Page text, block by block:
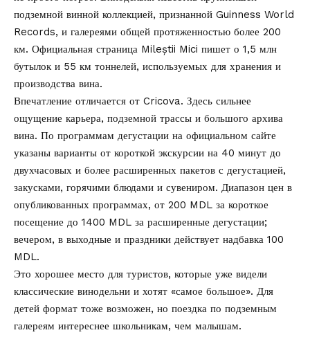
подземной винной коллекцией, признанной Guinness World
Records, и галереями общей протяженностью более 200
км. Официальная страница Mileștii Mici пишет о 1,5 млн
бутылок и 55 км тоннелей, используемых для хранения и
производства вина.
Впечатление отличается от Cricova. Здесь сильнее
ощущение карьера, подземной трассы и большого архива
вина. По программам дегустации на официальном сайте
указаны варианты от короткой экскурсии на 40 минут до
двухчасовых и более расширенных пакетов с дегустацией,
закусками, горячими блюдами и сувениром. Диапазон цен в
опубликованных программах, от 200 MDL за короткое
посещение до 1400 MDL за расширенные дегустации;
вечером, в выходные и праздники действует надбавка 100
MDL.
Это хорошее место для туристов, которые уже видели
классические винодельни и хотят «самое большое». Для
детей формат тоже возможен, но поездка по подземным
галереям интереснее школьникам, чем малышам.